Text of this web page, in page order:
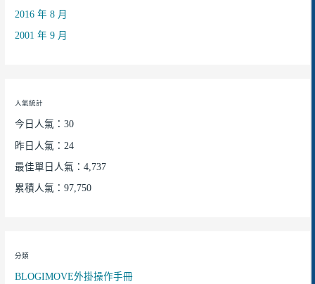
2016 年 8 月
2001 年 9 月
人氣統計
今日人氣：30
昨日人氣：24
最佳單日人氣：4,737
累積人氣：97,750
分類
BLOGIMOVE外掛操作手冊